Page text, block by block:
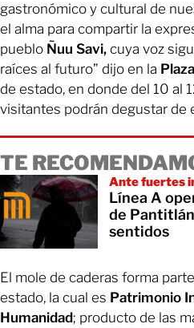
gastronómico y cultural de
el alma para compartir la
pueblo Ñuu Savi, cuya voz
raíces al futuro” dijo en la
de estado, en donde del 10 al
visitantes podrán degustar de
TE
Ante fuertes
Línea A
de
sentidos
El mole de caderas forma
estado, la cual es Patrimonio
Humanidad; producto de las